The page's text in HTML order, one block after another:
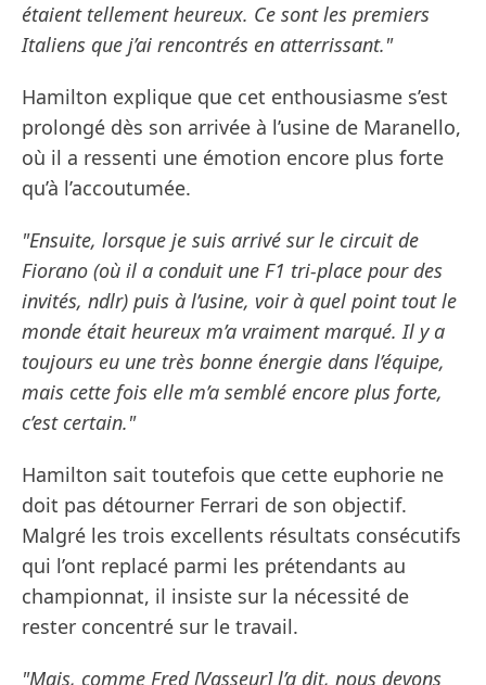
étaient tellement heureux. Ce sont les premiers
Italiens que j’ai rencontrés en atterrissant."
Hamilton explique que cet enthousiasme s’est
prolongé dès son arrivée à l’usine de Maranello,
où il a ressenti une émotion encore plus forte
qu’à l’accoutumée.
"Ensuite, lorsque je suis arrivé sur le circuit de
Fiorano (où il a conduit une F1 tri-place pour des
invités, ndlr) puis à l’usine, voir à quel point tout le
monde était heureux m’a vraiment marqué. Il y a
toujours eu une très bonne énergie dans l’équipe,
mais cette fois elle m’a semblé encore plus forte,
c’est certain."
Hamilton sait toutefois que cette euphorie ne
doit pas détourner Ferrari de son objectif.
Malgré les trois excellents résultats consécutifs
qui l’ont replacé parmi les prétendants au
championnat, il insiste sur la nécessité de
rester concentré sur le travail.
"Mais, comme Fred [Vasseur] l’a dit, nous devons